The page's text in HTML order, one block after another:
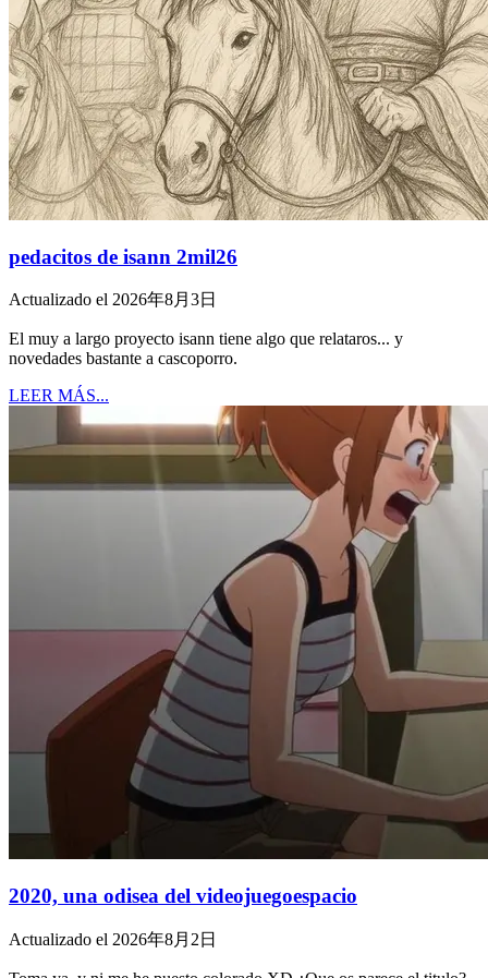
pedacitos de isann 2mil26
Actualizado el 2026年8月3日
El muy a largo proyecto isann tiene algo que relataros... y
novedades bastante a cascoporro.
LEER MÁS...
2020, una odisea del videojuegoespacio
Actualizado el 2026年8月2日